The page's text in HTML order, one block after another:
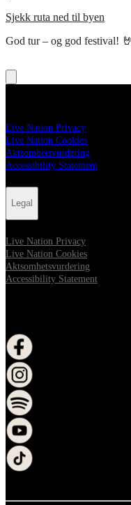
Sjekk ruta ned til byen
God tur – og god festival! 🤘
Live Nation Privacy
Live Nation Cookies
Aktsomhetsvurdering
Accessibility Statement
Legal
Live Nation Privacy
Live Nation Cookies
Aktsomhetsvurdering
Accessibility Statement
åpne i nytt vindu
åpne i nytt vindu
åpne i nytt vindu
åpne i nytt vindu
åpne i nytt vindu